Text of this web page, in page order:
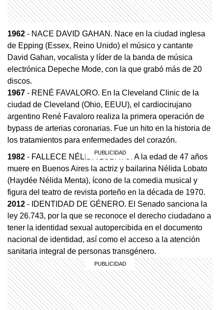
1962 - NACE DAVID GAHAN. Nace en la ciudad inglesa
de Epping (Essex, Reino Unido) el músico y cantante
David Gahan, vocalista y líder de la banda de música
electrónica Depeche Mode, con la que grabó más de 20
discos.
1967 - RENÉ FAVALORO. En la Cleveland Clinic de la
ciudad de Cleveland (Ohio, EEUU), el cardiocirujano
argentino René Favaloro realiza la primera operación de
bypass de arterias coronarias. Fue un hito en la historia de
los tratamientos para enfermedades del corazón.
1982 - FALLECE NÉLIDA LOBATO. A la edad de 47 años
muere en Buenos Aires la actriz y bailarina Nélida Lobato
(Haydée Nélida Menta), ícono de la comedia musical y
figura del teatro de revista porteño en la década de 1970.
2012 - IDENTIDAD DE GÉNERO. El Senado sanciona la
ley 26.743, por la que se reconoce el derecho ciudadano a
tener la identidad sexual autopercibida en el documento
nacional de identidad, así como el acceso a la atención
sanitaria integral de personas transgénero.